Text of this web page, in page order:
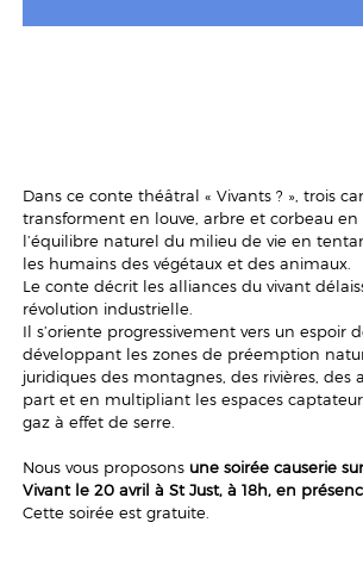
Dans ce conte théâtral « Vivants ? », trois
transforment en louve, arbre et corbeau en
l’équilibre naturel du milieu de vie en
les humains des végétaux et des animaux.
Le conte décrit les alliances du vivant
révolution industrielle.
Il s’oriente progressivement vers un espoir
développant les zones de préemption
juridiques des montagnes, des rivières, des
part et en multipliant les espaces
gaz à effet de serre.
Nous vous proposonsune soirée causerie
Vivant le 20 avril à St Just, à 18h, en
Cette soirée est gratuite.